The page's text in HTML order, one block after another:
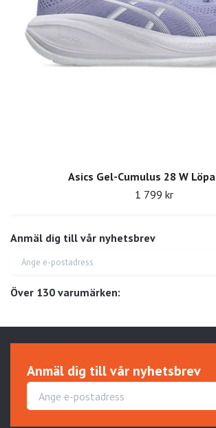
Anmäl dig till vår nyhetsbrev
Över 130 varumärken:
Asics Gel-Cumulus 28 W
1 799 kr
Anmäl dig till vår nyhetsbrev